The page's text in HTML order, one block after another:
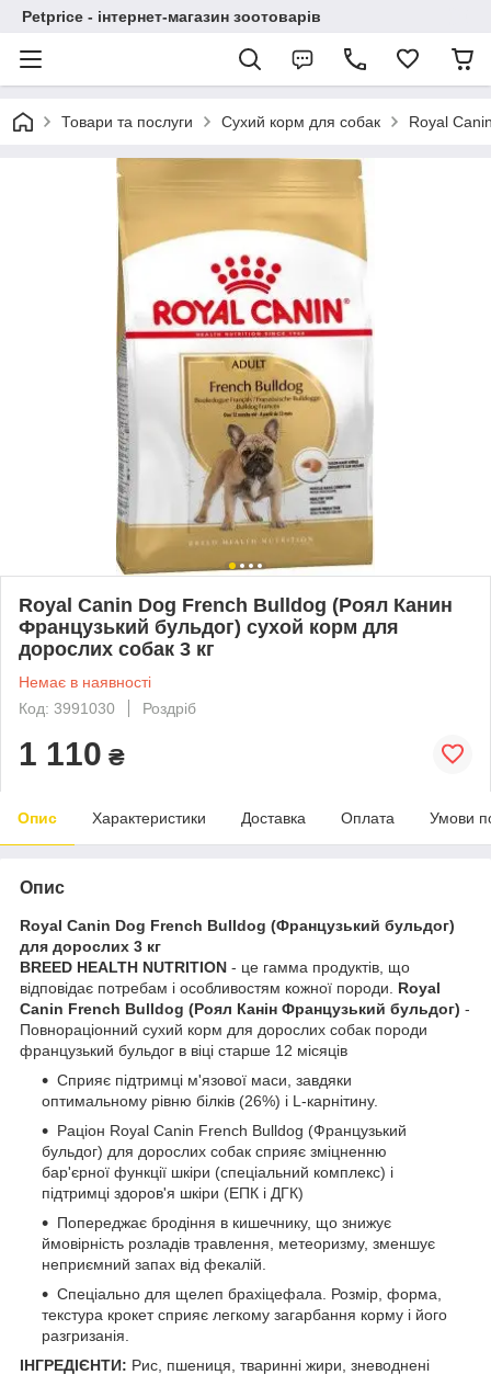
Petprice - інтернет-магазин зоотоварів
Товари та послуги Сухий корм для собак Royal
Royal Canin Dog French Bulldog (Роял Канин
Французький бульдог) сухой корм для
дорослих собак 3 кг
Немає в наявності
Код: 3991030
Роздріб
1 110 ₴
Опис Характеристики Доставка Оплата Умови
Опис
Royal Canin Dog French Bulldog (Французький бульдог)
для дорослих 3 кг
BREED HEALTH NUTRITION - це гамма продуктів, що
відповідає потребам і особливостям кожної породи. Royal
Canin French Bulldog (Роял Канін Французький бульдог) -
Повнораціонний сухий корм для дорослих собак породи
французький бульдог в віці старше 12 місяців
Сприяє підтримці м'язової маси, завдяки
оптимальному рівню білків (26%) і L-карнітину.
Раціон Royal Canin French Bulldog (Французький
бульдог) для дорослих собак сприяє зміцненню
бар'єрної функції шкіри (спеціальний комплекс) і
підтримці здоров'я шкіри (ЕПК і ДГК)
Попереджає бродіння в кишечнику, що знижує
ймовірність розладів травлення, метеоризму, зменшує
неприємний запах від фекалій.
Спеціально для щелеп брахіцефала. Розмір, форма,
текстура крокет сприяє легкому загарбання корму і його
разгризанія.
ІНГРЕДІЄНТИ: Рис, пшениця, тваринні жири, зневоднені